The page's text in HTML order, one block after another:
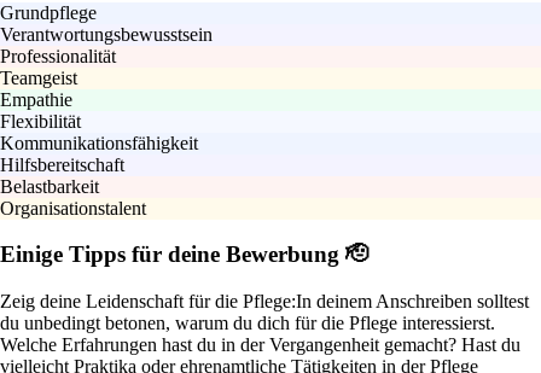
Grundpflege
Verantwortungsbewusstsein
Professionalität
Teamgeist
Empathie
Flexibilität
Kommunikationsfähigkeit
Hilfsbereitschaft
Belastbarkeit
Organisationstalent
Einige Tipps für deine Bewerbung 🫡
Zeig deine Leidenschaft für die Pflege:In deinem Anschreiben solltest
du unbedingt betonen, warum du dich für die Pflege interessierst.
Welche Erfahrungen hast du in der Vergangenheit gemacht? Hast du
vielleicht Praktika oder ehrenamtliche Tätigkeiten in der Pflege